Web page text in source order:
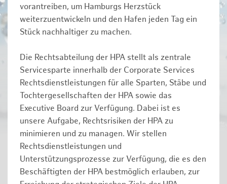
vorantreiben, um Hamburgs Herzstück
weiterzuentwickeln und den Hafen jeden Tag ein
Stück nachhaltiger zu machen.
Die Rechtsabteilung der HPA stellt als zentrale
Servicesparte innerhalb der Corporate Services
Rechtsdienstleistungen für alle Sparten, Stäbe und
Tochtergesellschaften der HPA sowie das
Executive Board zur Verfügung. Dabei ist es
unsere Aufgabe, Rechtsrisiken der HPA zu
minimieren und zu managen. Wir stellen
Rechtsdienstleistungen und
Unterstützungsprozesse zur Verfügung, die es den
Beschäftigten der HPA bestmöglich erlauben, zur